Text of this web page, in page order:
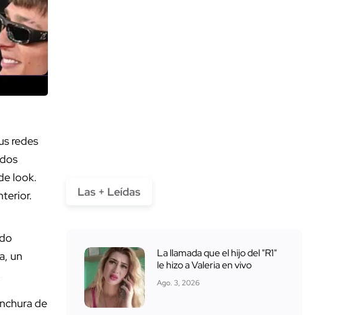
redes
look.
un
de
Las + Leídas
La llamada que el hijo del "R1"
le hizo a Valeria en vivo
Ago. 3, 2026